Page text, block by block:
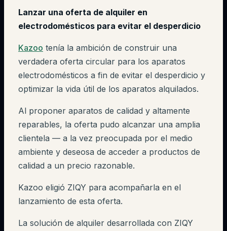
Lanzar una oferta de alquiler en
electrodomésticos para evitar el desperdicio
Kazoo tenía la ambición de construir una
verdadera oferta circular para los aparatos
electrodomésticos a fin de evitar el desperdicio y
optimizar la vida útil de los aparatos alquilados.
Al proponer aparatos de calidad y altamente
reparables, la oferta pudo alcanzar una amplia
clientela — a la vez preocupada por el medio
ambiente y deseosa de acceder a productos de
calidad a un precio razonable.
Kazoo eligió ZIQY para acompañarla en el
lanzamiento de esta oferta.
La solución de alquiler desarrollada con ZIQY